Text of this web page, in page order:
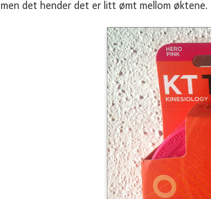
men det hender det er litt ømt mellom